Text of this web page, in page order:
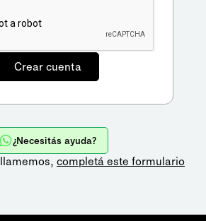
¿Necesitás ayuda?
completá este formulario